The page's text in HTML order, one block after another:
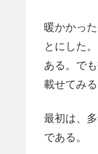
暖かかっ
とにした
ある。で
載せてみる
最初は、
である。